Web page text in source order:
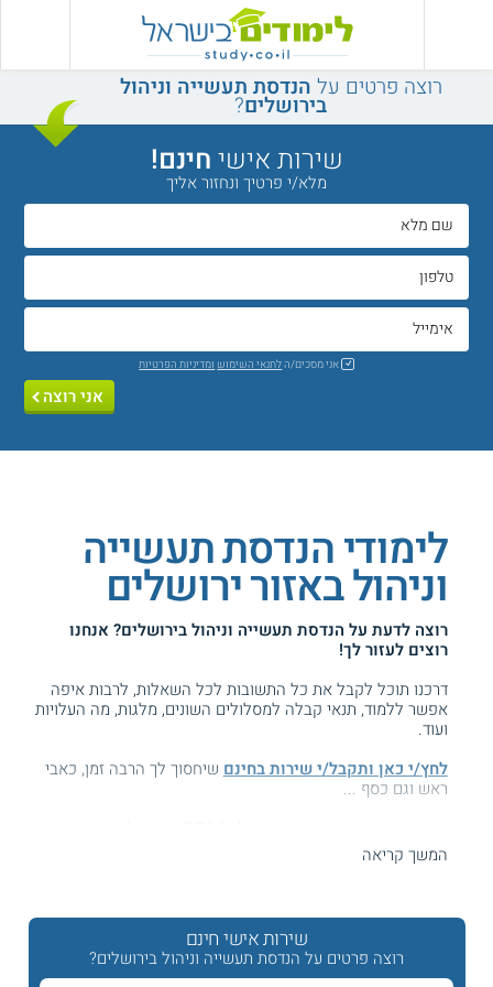
רוצה פרטים על הנדסת תעשייה וניהול
בירושלים?
שירות אישיחינם!
מלא/י פרטיך ונחזור אליך
אני מסכים/הלתנאי השימוש ומדיניות הפרטיות
אני רוצה
לימודי הנדסת תעשייה
וניהול באזור ירושלים
רוצה לדעת על הנדסת תעשייה וניהול בירושלים? אנחנו
רוצים לעזור לך!
דרכנו תוכל לקבל את כל התשובות לכל השאלות, לרבות איפה
אפשר ללמוד, תנאי קבלה למסלולים השונים, מלגות, מה העלויות
ועוד.
לחץ/י כאן ותקבל/י שירות בחינם שיחסוך לך הרבה זמן, כאבי
ראש וגם כסף ...
עזרנו גם לך? דרג אותנו:
לימודי הנדסת תעשייה וניהול B.Sc. בירושלים וסביבתה
המשך קריאה
שירות אישי חינם
רוצה פרטים על הנדסת תעשייה וניהול בירושלים?